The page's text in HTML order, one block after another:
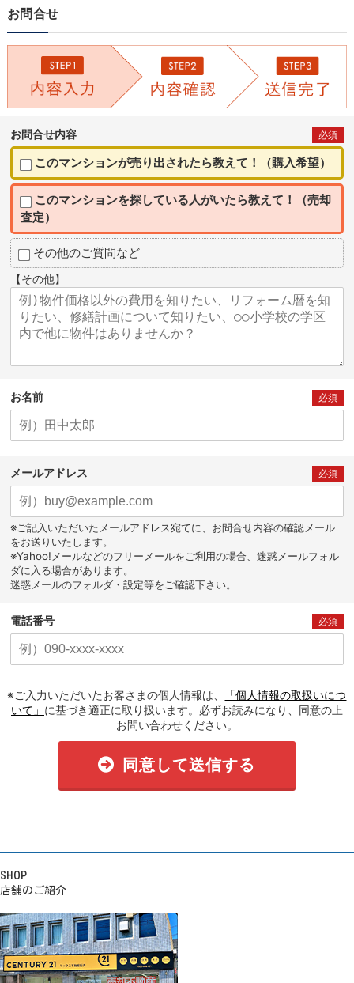
お問合せ
お問合せ内容 必須
このマンションが売り出されたら教えて！（購入希望）
このマンションを探している人がいたら教えて！（売却
査定）
その他のご質問など
【その他】
お名前 必須
メールアドレス 必須
※ご記入いただいたメールアドレス宛てに、お問合せ内容の確認メール
をお送りいたします。
※Yahoo!メールなどのフリーメールをご利用の場合、迷惑メールフォル
ダに入る場合があります。
迷惑メールのフォルダ・設定等をご確認下さい。
電話番号 必須
※ご入力いただいたお客さまの個人情報は、
「個人情報の取扱いにつ
いて」 に基づき適正に取り扱います。必ずお読みになり、同意の上
お問い合わせください。
同意して送信する
SHOP
店舗のご紹介